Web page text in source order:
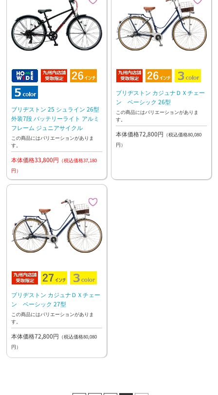
ブリヂストン 25 シュライン 26型
外装7段 バッテリーライト アルミ
フレーム ジュニアサイクル
この商品にはバリエーションがありま
す。
本体価格33,800円 （税込価格37,180
円）
ブリヂストン カジュナＤＸチェー
ン ベーシック 26型
この商品にはバリエーションがありま
す。
本体価格72,800円 （税込価格80,080
円）
ブリヂストン カジュナＤＸチェー
ン ベーシック 27型
この商品にはバリエーションがありま
す。
本体価格72,800円 （税込価格80,080
円）